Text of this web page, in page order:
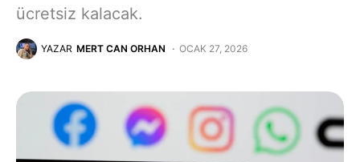
ücretsiz kalacak.
YAZAR MERT CAN ORHAN OCAK 27, 2026